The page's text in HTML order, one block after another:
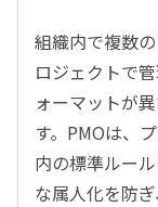
組織内で複数
ロジェクトで
ォーマットが
す。PMOは、
内の標準ルー
な属人化を防